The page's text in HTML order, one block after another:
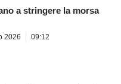
a stringere la morsa
2026 09:12